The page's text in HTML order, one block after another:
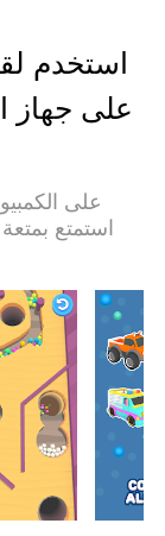
الخاص بك
والباقة
الحاسب معد
لعب
واهم شئ
امكانيات
بكيف
استخدم